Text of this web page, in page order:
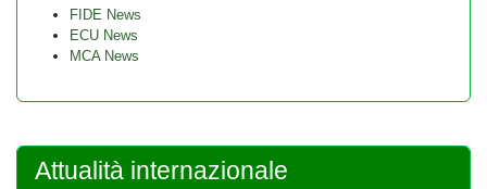
FIDE News
ECU News
MCA News
Attualità internazionale